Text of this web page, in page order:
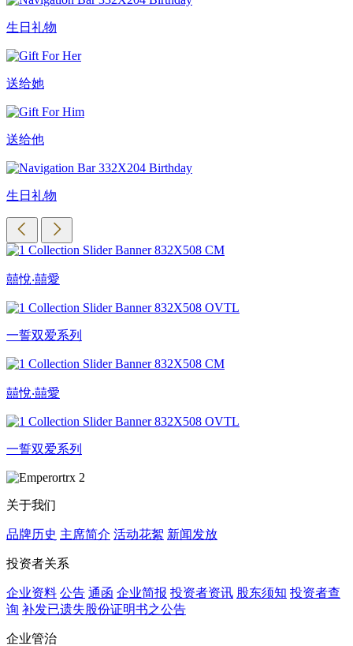
生日礼物
送给她
送给他
生日礼物
囍悅‧囍愛
一誓双爱系列
囍悅‧囍愛
一誓双爱系列
关于我们
品牌历史 主席简介 活动花絮 新闻发放
投资者关系
企业资料 公告 通函 企业简报 投资者资讯 股东须知 投资者查
询 补发已遗失股份证明书之公告
企业管治